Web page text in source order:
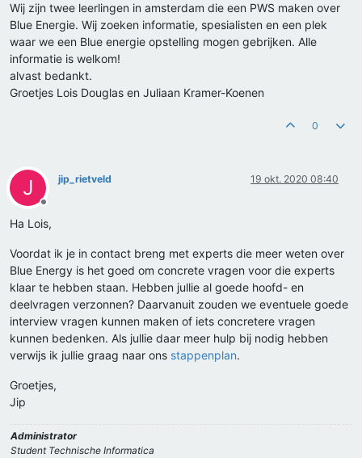
Wij zijn twee leerlingen in amsterdam die een PWS maken over
Blue Energie. Wij zoeken informatie, spesialisten en een plek
waar we een Blue energie opstelling mogen gebrijken. Alle
informatie is welkom!
alvast bedankt.
Groetjes Lois Douglas en Juliaan Kramer-Koenen
0
J
Offline
jip_rietveld 19 okt. 2020 08:40
Ha Lois,
Voordat ik je in contact breng met experts die meer weten over
Blue Energy is het goed om concrete vragen voor die experts
klaar te hebben staan. Hebben jullie al goede hoofd- en
deelvragen verzonnen? Daarvanuit zouden we eventuele goede
interview vragen kunnen maken of iets concretere vragen
kunnen bedenken. Als jullie daar meer hulp bij nodig hebben
verwijs ik jullie graag naar ons stappenplan.
Groetjes,
Jip
Administrator
Student Technische Informatica